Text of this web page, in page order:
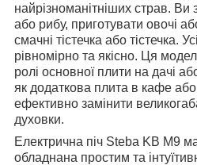
найрізноманітніших страв. Ви
або рибу, приготувати овочі
смачні тістечка або тістечка.
рівномірно та якісно. Ця
ролі основної плити на дачі
як додаткова плита в кафе
ефективно замінити
духовки.
Електрична піч Steba KB M9
обладнана простим та